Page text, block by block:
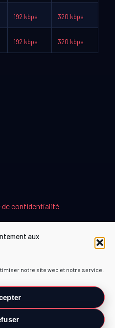
aux
notre site web et notre service.
192 kbps 320 kbps
192 kbps 320 kbps
de confidentialité